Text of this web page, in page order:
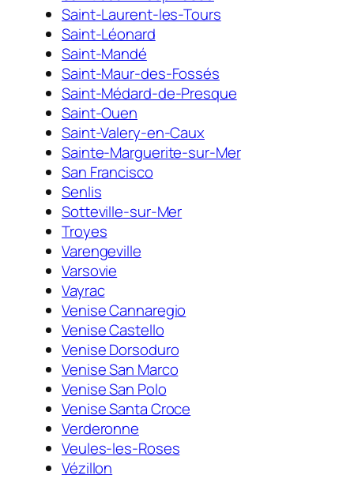
Saint-Laurent-les-Tours
Saint-Léonard
Saint-Mandé
Saint-Maur-des-Fossés
Saint-Médard-de-Presque
Saint-Ouen
Saint-Valery-en-Caux
Sainte-Marguerite-sur-Mer
San Francisco
Senlis
Sotteville-sur-Mer
Troyes
Varengeville
Varsovie
Vayrac
Venise Cannaregio
Venise Castello
Venise Dorsoduro
Venise San Marco
Venise San Polo
Venise Santa Croce
Verderonne
Veules-les-Roses
Vézillon